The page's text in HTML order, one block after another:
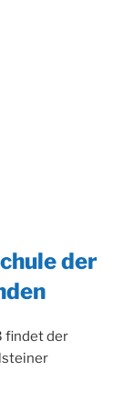
der
findet der